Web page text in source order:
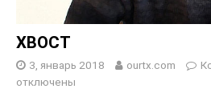
ХВОСТ
3, январь 2018 ourtx.com
отключены